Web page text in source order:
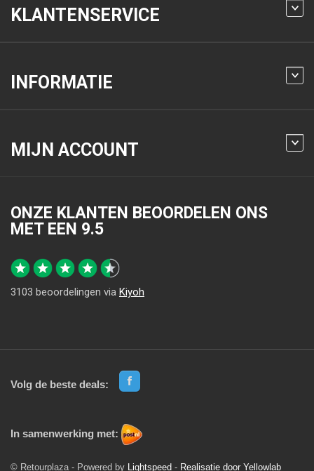
KLANTENSERVICE
INFORMATIE
MIJN ACCOUNT
ONZE KLANTEN BEOORDELEN ONS
MET EEN 9.5
3103 beoordelingen via Kiyoh
Volg de beste deals:
In samenwerking met:
© Retourplaza - Powered by Lightspeed - Realisatie door Yellowlab